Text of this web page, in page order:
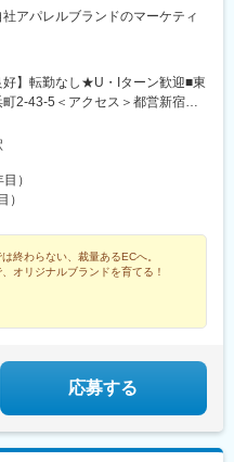
アパレルブランドのマーケティ
好】転勤なし★U・Iターン歓迎■東
2-43-5＜アクセス＞都営新宿線
快適◎／浜町駅直結なので、通
く、社員食堂もあるので、ラン
）
）
終わらない、裁量あるECへ。
オリジナルブランドを育てる！
応募する